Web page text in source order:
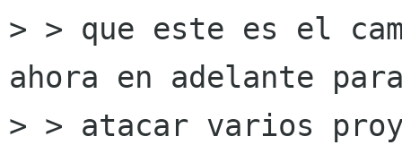
> > que este es el
ahora en adelante
> > atacar varios